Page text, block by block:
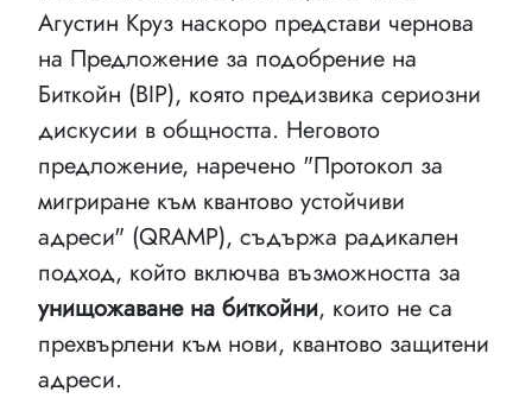
Агустин Круз наскоро представи чернова
на Предложение за подобрение на
Биткойн (BIP), която предизвика сериозни
дискусии в общността. Неговото
предложение, наречено "Протокол за
мигриране към квантово устойчиви
адреси" (QRAMP), съдържа радикален
подход, който включва възможността за
унищожаване на биткойни, които не са
прехвърлени към нови, квантово защитени
адреси.